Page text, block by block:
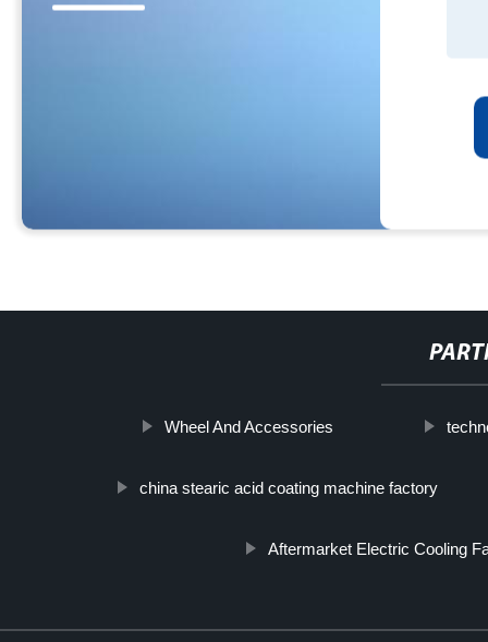
Wheel And Accessories
china stearic acid coating machine factory
Aftermarket Electric Cooling